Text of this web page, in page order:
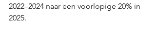
2022–2024 naar een voorlopige 20% in
2025.